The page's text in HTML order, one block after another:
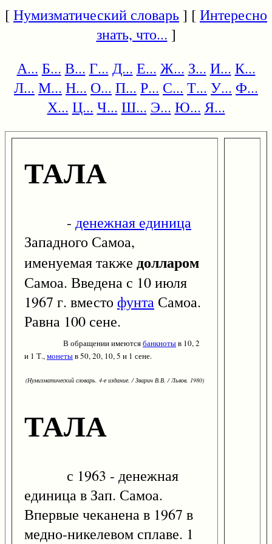
[Нумизматический словарь] [Интересно
знать, что... ]
А... Б... В... Г... Д... Е... Ж... З... И... К...
Л... М... Н... О... П... Р... С... Т... У... Ф...
Х... Ц... Ч... Ш... Э... Ю... Я...
ТАЛА
- денежная единица
Западного Самоа,
именуемая также долларом
Самоа. Введена с 10 июля
1967 г. вместо фунта Самоа.
Равна 100 сене.
В обращении имеютсябанкнотыв 10, 2
и 1 Т.,монетыв 50, 20, 10, 5 и 1 сене.
(Нумизматический словарь. 4-е издание. / Зварич В.В. / Львов, 1980)
ТАЛА
с 1963 - денежная
единица в Зап. Самоа.
Впервые чеканена в 1967 в
медно-никелевом сплаве. 1